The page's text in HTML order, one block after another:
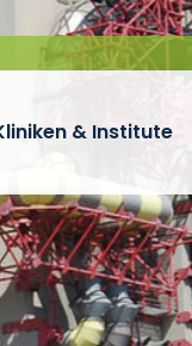
& Institute